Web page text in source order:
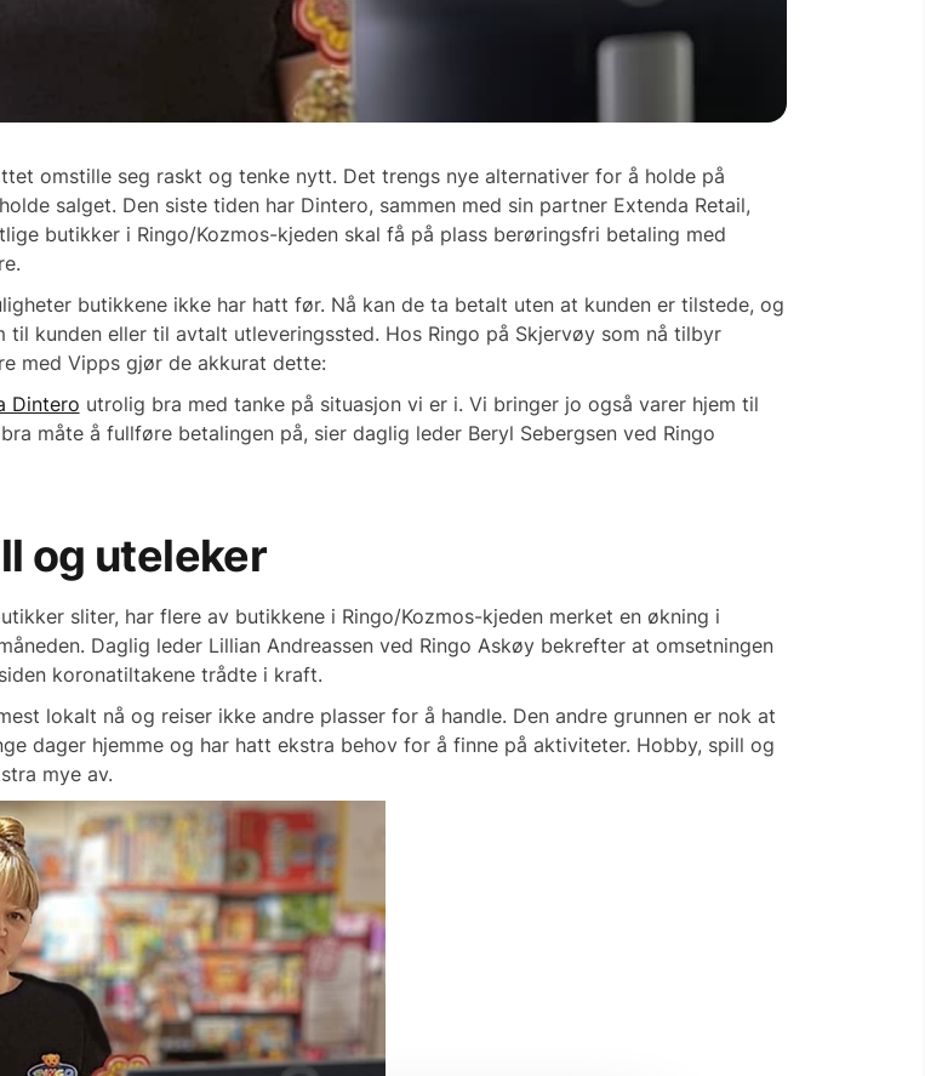
omstille seg raskt og tenke nytt. Det trengs nye alternativer for å holde på
salget. Den siste tiden har Dintero, sammen med sin partner Extenda Retail,
butikker i Ringo/Kozmos-kjeden skal få på plass berøringsfri betaling med
butikkene ikke har hatt før. Nå kan de ta betalt uten at kunden er tilstede, og
til kunden eller til avtalt utleveringssted. Hos Ringo på Skjervøy som nå tilbyr
med Vipps gjør de akkurat dette:
Dintero utrolig bra med tanke på situasjon vi er i. Vi bringer jo også varer hjem til
måte å fullføre betalingen på, sier daglig leder Beryl Sebergsen ved Ringo
og uteleker
sliter, har flere av butikkene i Ringo/Kozmos-kjeden merket en økning i
Daglig leder Lillian Andreassen ved Ringo Askøy bekrefter at omsetningen
koronatiltakene trådte i kraft.
lokalt nå og reiser ikke andre plasser for å handle. Den andre grunnen er nok at
dager hjemme og har hatt ekstra behov for å finne på aktiviteter. Hobby, spill og
mye av.